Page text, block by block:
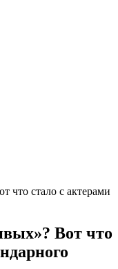
что стало с актерами
Вот что